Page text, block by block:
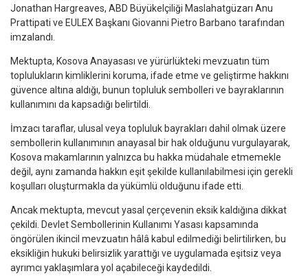
Jonathan Hargreaves, ABD Büyükelçiliği Maslahatgüzarı Anu
Prattipati ve EULEX Başkanı Giovanni Pietro Barbano tarafından
imzalandı.
Mektupta, Kosova Anayasası ve yürürlükteki mevzuatın tüm
toplulukların kimliklerini koruma, ifade etme ve geliştirme hakkını
güvence altına aldığı, bunun topluluk sembolleri ve bayraklarının
kullanımını da kapsadığı belirtildi.
İmzacı taraflar, ulusal veya topluluk bayrakları dahil olmak üzere
sembollerin kullanımının anayasal bir hak olduğunu vurgulayarak,
Kosova makamlarının yalnızca bu hakka müdahale etmemekle
değil, aynı zamanda hakkın eşit şekilde kullanılabilmesi için gerekli
koşulları oluşturmakla da yükümlü olduğunu ifade etti.
Ancak mektupta, mevcut yasal çerçevenin eksik kaldığına dikkat
çekildi. Devlet Sembollerinin Kullanımı Yasası kapsamında
öngörülen ikincil mevzuatın hâlâ kabul edilmediği belirtilirken, bu
eksikliğin hukuki belirsizlik yarattığı ve uygulamada eşitsiz veya
ayrımcı yaklaşımlara yol açabileceği kaydedildi.